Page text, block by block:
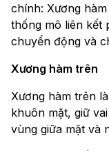
chính: Xương
thống mô liên kết
chuyển động và
Xương hàm trên
Xương hàm trên
khuôn mặt, giữ
vùng giữa mặt và